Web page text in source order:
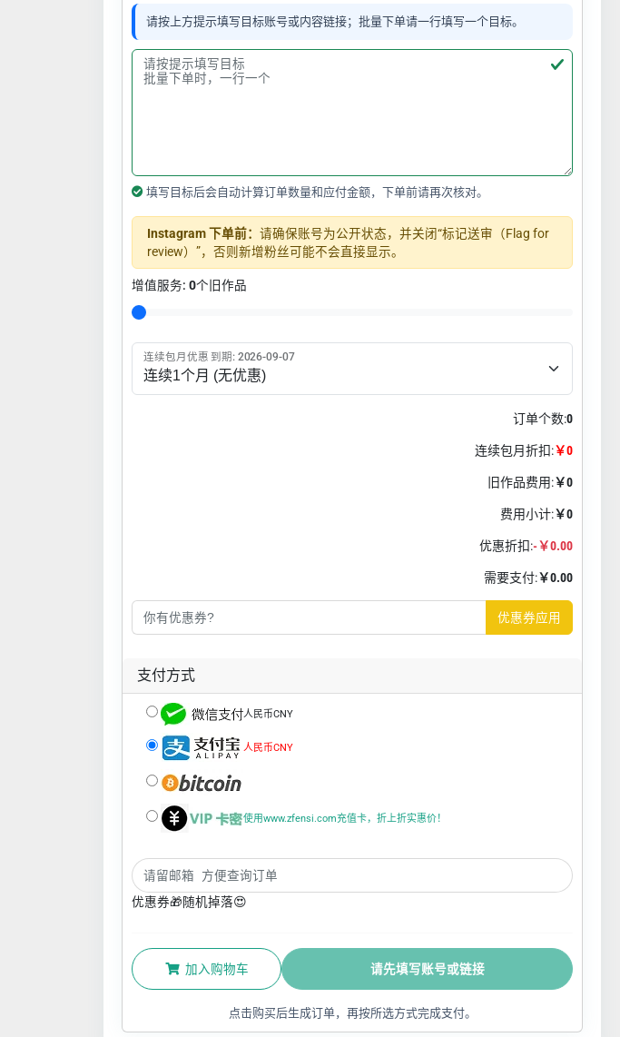
请按上方提示填写目标账号或内容链接；批量下单请一行填写一个目标。
填写目标后会自动计算订单数量和应付金额，下单前请再次核对。
Instagram 下单前： 请确保账号为公开状态，并关闭“标记送审（Flag for
review）”，否则新增粉丝可能不会直接显示。
增值服务: 0个旧作品
连续包月优惠 到期: 2026-09-07
订单个数:0
连续包月折扣:￥0
旧作品费用:￥0
费用小计:￥0
优惠折扣:-￥0.00
需要支付:￥0.00
优惠券应用
支付方式
人民币CNY
人民币CNY
使用www.zfensi.com充值卡，折上折实惠价！
优惠券🎁随机掉落😍
加入购物车 请先填写账号或链接
点击购买后生成订单，再按所选方式完成支付。